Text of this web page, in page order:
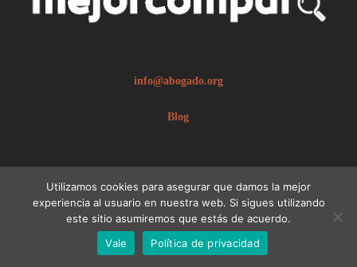
info@abogado.org
Blog
© 2026 abogado.org.Aviso legal
Utilizamos cookies para asegurar que damos la mejor
experiencia al usuario en nuestra web. Si sigues utilizando
este sitio asumiremos que estás de acuerdo.
Vale
Política de privacidad